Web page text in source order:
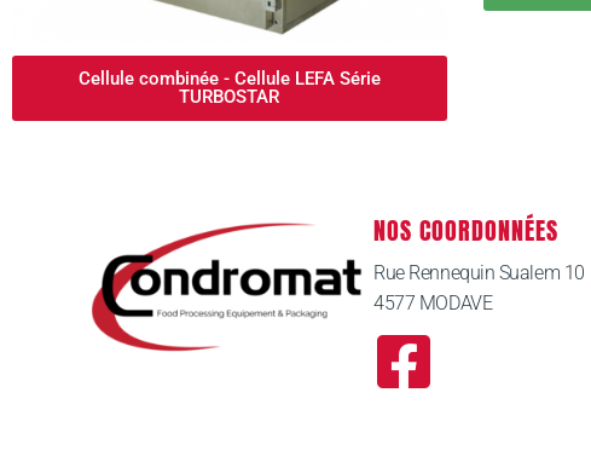
Cellule combinée - Cellule LEFA Série
TURBOSTAR
NOS COORDONNÉES
Rue Rennequin Sualem 10
4577 MODAVE